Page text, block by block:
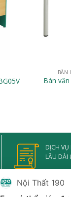
BÀN
Bàn
DỊCH
LÂU DÀI
Nội Thất 190